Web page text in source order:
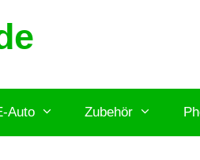
Auto Zubehör